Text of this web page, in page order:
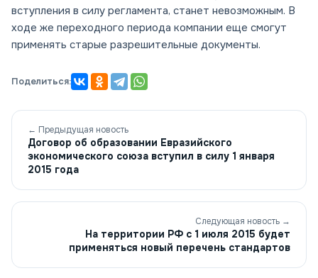
вступления в силу регламента, станет невозможным. В
ходе же переходного периода компании еще смогут
применять старые разрешительные документы.
Поделиться:
← Предыдущая новость
Договор об образовании Евразийского
экономического союза вступил в силу 1 января
2015 года
Следующая новость →
На территории РФ с 1 июля 2015 будет
применяться новый перечень стандартов